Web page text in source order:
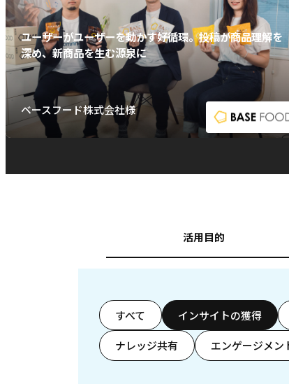
ユーザーがユーザーを動かす好循環。投稿が商品理解を
深め、新商品を生む源泉に
ベースフード株式会社様
活用目的
すべて インサイトの獲得
ナレッジ共有 エンゲージメン